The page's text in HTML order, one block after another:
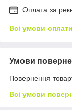
Оплата за
Всі умови оплати
Умови
Повернення
Всі умови